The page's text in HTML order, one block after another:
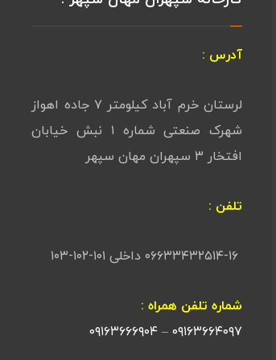
آدرس :
لرستان خرم آباد کیلومتر ۷ جاده اهواز
شهرک صنعتی شماره ۱ نبش خیابان
افتخار ۳ سپهران مهان سپهر
تلفن :
۰۶۶۳۳۴۳۲۵۱۴-۱۶ داخلی ۱۰۱-۱۰۲-۱۰۳
شماره تلفن همراه :
۰۹۱۶۳۶۶۴۰۹۷ – ۰۹۱۶۳۶۶۶۹۰۴